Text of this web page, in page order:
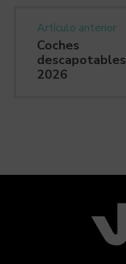
Artículo anterior
Coches
descapotables
2026